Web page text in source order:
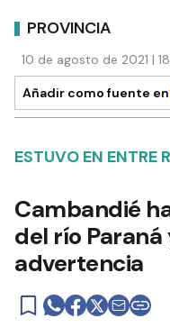
PROVINCIA
10 de agosto de 2021 |
Añadir como fuente en
ESTUVO EN ENTRE
Cambandié
del río
advertencia